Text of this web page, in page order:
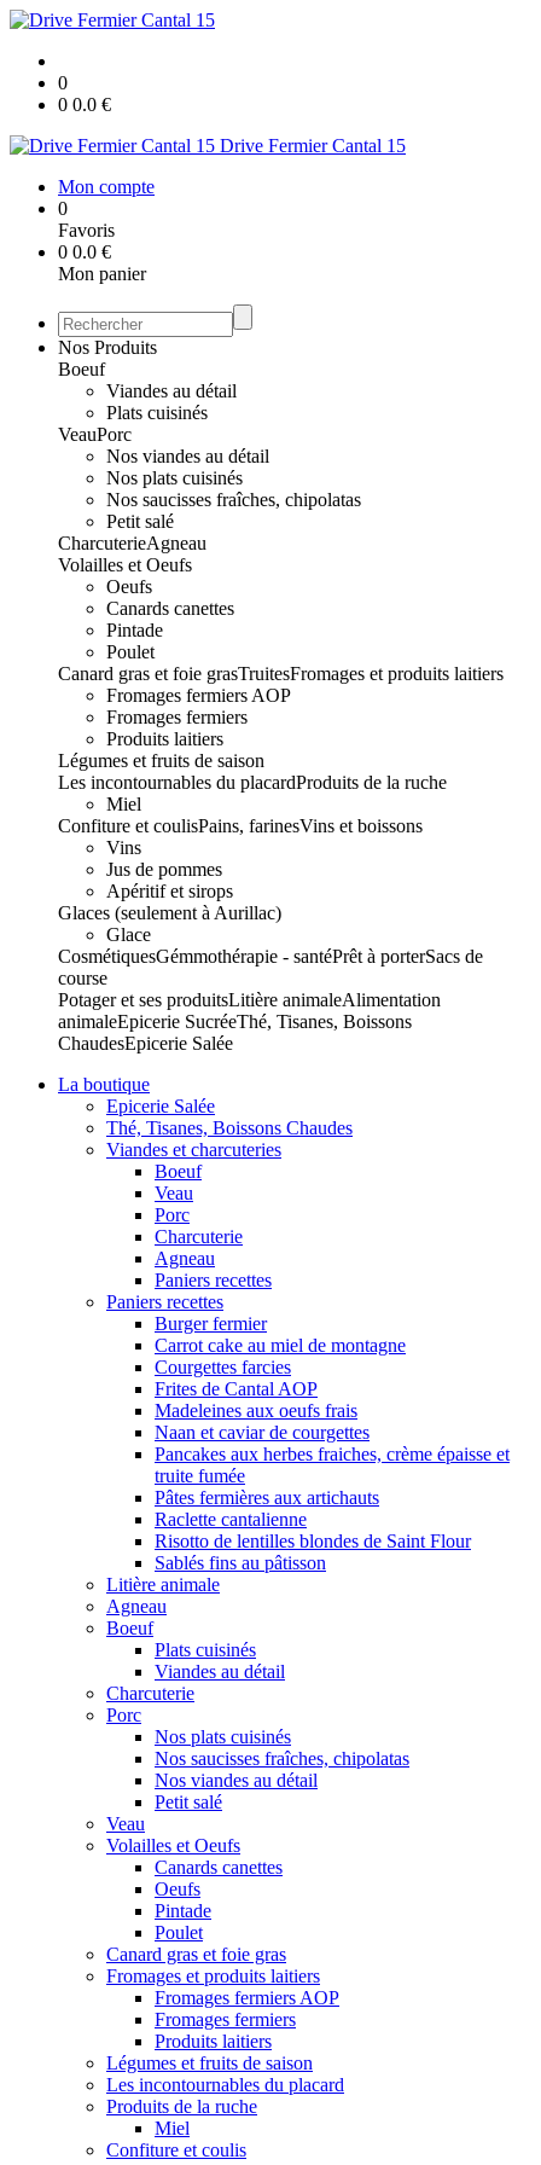
0
0 0.0 €
Drive Fermier Cantal 15
Mon compte
0
Favoris
0 0.0 €
Mon panier
Nos Produits
Boeuf
Viandes au détail
Plats cuisinés
VeauPorc
Nos viandes au détail
Nos plats cuisinés
Nos saucisses fraîches, chipolatas
Petit salé
CharcuterieAgneau
Volailles et Oeufs
Oeufs
Canards canettes
Pintade
Poulet
Canard gras et foie grasTruitesFromages et produits laitiers
Fromages fermiers AOP
Fromages fermiers
Produits laitiers
Légumes et fruits de saison
Les incontournables du placardProduits de la ruche
Miel
Confiture et coulisPains, farinesVins et boissons
Vins
Jus de pommes
Apéritif et sirops
Glaces (seulement à Aurillac)
Glace
CosmétiquesGémmothérapie - santéPrêt à porterSacs de
course
Potager et ses produitsLitière animaleAlimentation
animaleEpicerie SucréeThé, Tisanes, Boissons
ChaudesEpicerie Salée
La boutique
Epicerie Salée
Thé, Tisanes, Boissons Chaudes
Viandes et charcuteries
Boeuf
Veau
Porc
Charcuterie
Agneau
Paniers recettes
Paniers recettes
Burger fermier
Carrot cake au miel de montagne
Courgettes farcies
Frites de Cantal AOP
Madeleines aux oeufs frais
Naan et caviar de courgettes
Pancakes aux herbes fraiches, crème épaisse et
truite fumée
Pâtes fermières aux artichauts
Raclette cantalienne
Risotto de lentilles blondes de Saint Flour
Sablés fins au pâtisson
Litière animale
Agneau
Boeuf
Plats cuisinés
Viandes au détail
Charcuterie
Porc
Nos plats cuisinés
Nos saucisses fraîches, chipolatas
Nos viandes au détail
Petit salé
Veau
Volailles et Oeufs
Canards canettes
Oeufs
Pintade
Poulet
Canard gras et foie gras
Fromages et produits laitiers
Fromages fermiers AOP
Fromages fermiers
Produits laitiers
Légumes et fruits de saison
Les incontournables du placard
Produits de la ruche
Miel
Confiture et coulis